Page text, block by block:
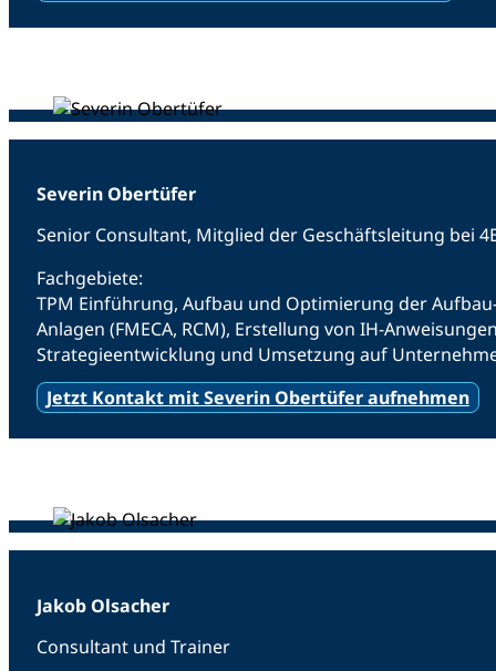
Severin Obertüfer
Senior Consultant, Mitglied der Geschäftsleitung bei
Fachgebiete:
TPM Einführung, Aufbau und Optimierung der
Anlagen (FMECA, RCM), Erstellung von IH-
Strategieentwicklung und Umsetzung auf
Jetzt Kontakt mit Severin Obertüfer aufnehmen
Jakob Olsacher
Consultant und Trainer